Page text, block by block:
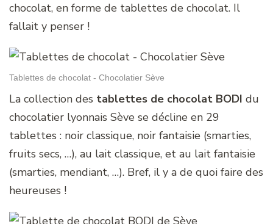
chocolat, en forme de tablettes de chocolat. Il
fallait y penser !
Tablettes de chocolat - Chocolatier Sève
La collection des tablettes de chocolat BODI du
chocolatier lyonnais Sève se décline en 29
tablettes : noir classique, noir fantaisie (smarties,
fruits secs, …), au lait classique, et au lait fantaisie
(smarties, mendiant, …). Bref, il y a de quoi faire des
heureuses !